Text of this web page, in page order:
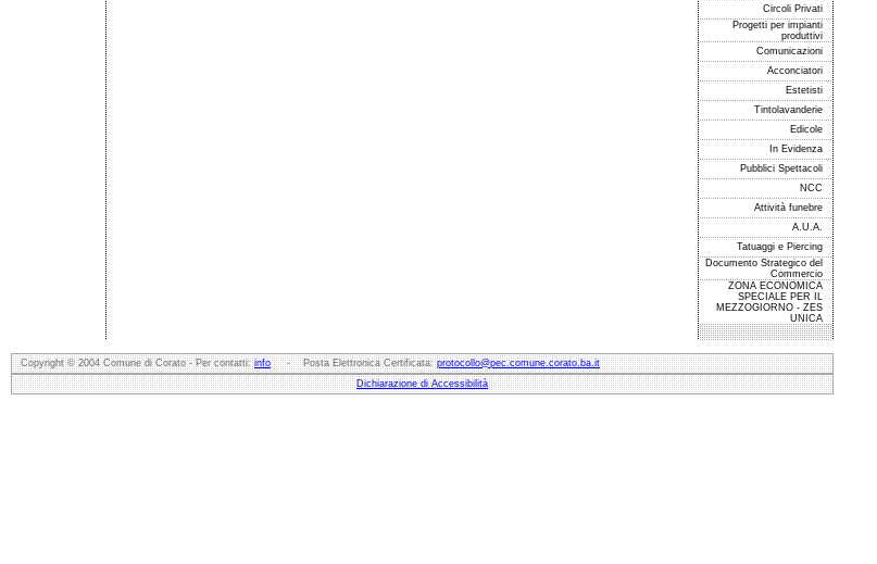
Circoli Privati
Progetti per impianti
produttivi
Comunicazioni
Acconciatori
Estetisti
Tintolavanderie
Edicole
In Evidenza
Pubblici Spettacoli
NCC
Attività funebre
A.U.A.
Tatuaggi e Piercing
Documento Strategico del
Commercio
ZONA ECONOMICA
SPECIALE PER IL
MEZZOGIORNO - ZES
UNICA
Copyright © 2004 Comune di Corato - Per contatti:info- Posta Elettronica Certificata:protocollo@pec.comune.corato.ba.it
Dichiarazione di Accessibilità